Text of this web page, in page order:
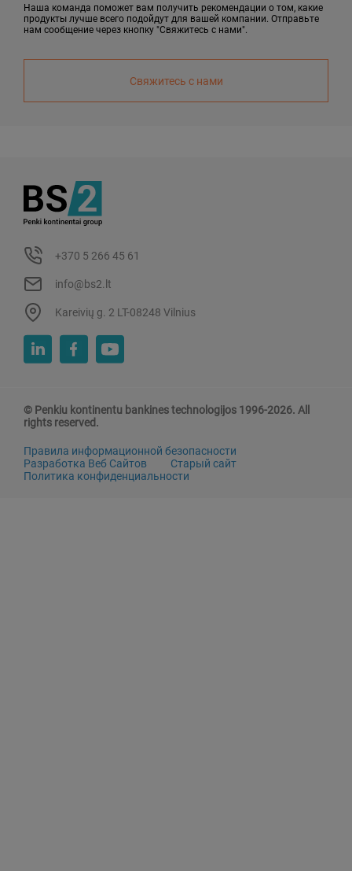
Наша команда поможет вам получить рекомендации о том, какие
продукты лучше всего подойдут для вашей компании. Отправьте
нам сообщение через кнопку "Свяжитесь с нами".
Свяжитесь с нами
+370 5 266 45 61
info@bs2.lt
Kareivių g. 2 LT-08248 Vilnius
© Penkiu kontinentu bankines technologijos 1996-2026. All
rights reserved.
Правила информационной безопасности
Разработка Веб Сайтов
Старый сайт
Политика конфиденциальности